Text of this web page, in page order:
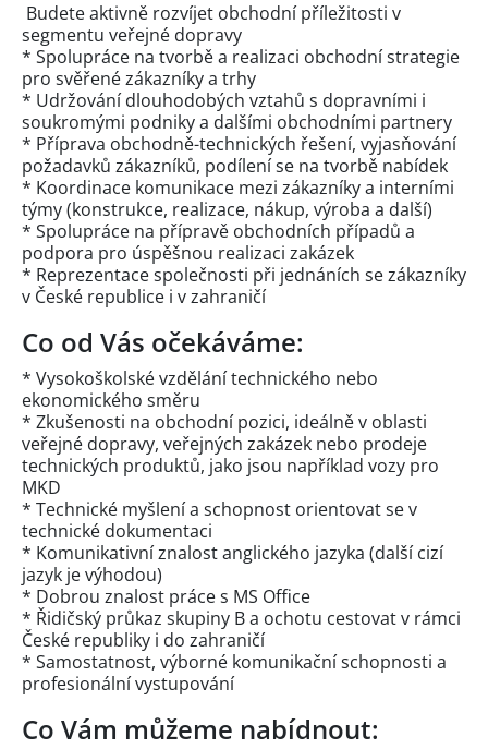
Budete aktivně rozvíjet obchodní příležitosti v
segmentu veřejné dopravy
* Spolupráce na tvorbě a realizaci obchodní strategie
pro svěřené zákazníky a trhy
* Udržování dlouhodobých vztahů s dopravními i
soukromými podniky a dalšími obchodními partnery
* Příprava obchodně-technických řešení, vyjasňování
požadavků zákazníků, podílení se na tvorbě nabídek
* Koordinace komunikace mezi zákazníky a interními
týmy (konstrukce, realizace, nákup, výroba a další)
* Spolupráce na přípravě obchodních případů a
podpora pro úspěšnou realizaci zakázek
* Reprezentace společnosti při jednáních se zákazníky
v České republice i v zahraničí
Co od Vás očekáváme:
* Vysokoškolské vzdělání technického nebo
ekonomického směru
* Zkušenosti na obchodní pozici, ideálně v oblasti
veřejné dopravy, veřejných zakázek nebo prodeje
technických produktů, jako jsou například vozy pro
MKD
* Technické myšlení a schopnost orientovat se v
technické dokumentaci
* Komunikativní znalost anglického jazyka (další cizí
jazyk je výhodou)
* Dobrou znalost práce s MS Office
* Řidičský průkaz skupiny B a ochotu cestovat v rámci
České republiky i do zahraničí
* Samostatnost, výborné komunikační schopnosti a
profesionální vystupování
Co Vám můžeme nabídnout: